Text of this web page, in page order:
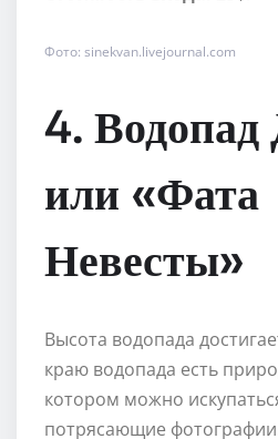
Фото: sinekvan.livejournal.com
4.
или «Фата
Невесты»
Высота водопада
краю водопада есть
котором можно
потрясающие